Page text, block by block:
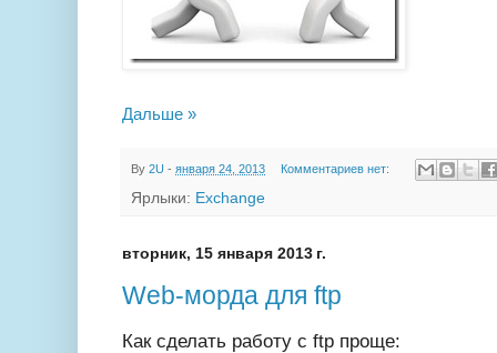
Дальше »
By 2U - января 24, 2013 Комментариев нет:
Ярлыки: Exchange
вторник, 15 января 2013 г.
Web-морда для ftp
Как сделать работу с ftp проще: